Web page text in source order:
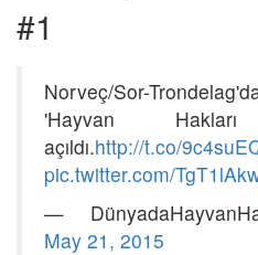
#1
Norveç/Sor-
'Hayvan
açıldı.http://t.co/
pic.twitter.com/
—
May 21, 2015